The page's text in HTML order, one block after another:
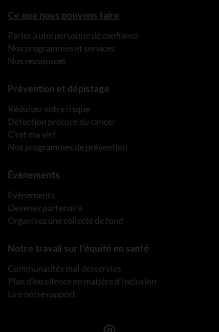
Ce que nous pouvons faire
Parler à une personne de confiance
Nos programmes et services
Nos ressources
Prévention et dépistage
Réduisez votre risque
Détection précoce du cancer
C’est ma vie!
Nos programmes de prévention
Événements
Événements
Devenez partenaire
Organisez une collecte de fond
Notre travail sur l’équité en santé
Communautés mal desservies
Plan d’excellence en matière d’inclusion
Lire notre rapport